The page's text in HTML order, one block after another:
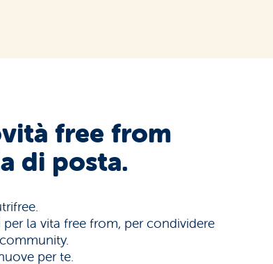
free from
di posta.
la vita free from, per condividere
per te.